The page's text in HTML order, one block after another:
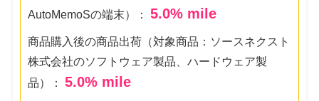
AutoMemoSの端末）：5.0% mile
商品購入後の商品出荷（対象商品：ソースネクスト
株式会社のソフトウェア製品、ハードウェア製
品）：5.0% mile